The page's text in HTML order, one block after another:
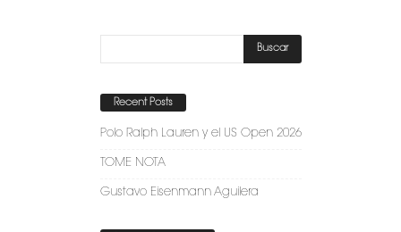
Recent Posts
Polo Ralph Lauren y el US Open 2026
TOME NOTA
Gustavo Eisenmann Aguilera